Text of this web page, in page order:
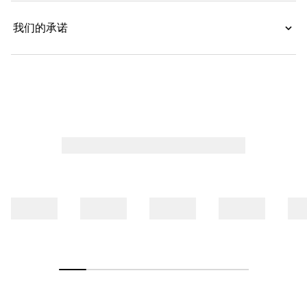
我们的承诺